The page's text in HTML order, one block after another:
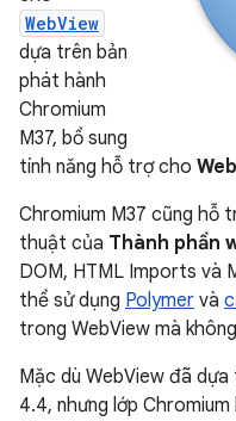
WebView
dựa trên bản
phát hành
Chromium
M37, bổ sung
tính năng hỗ trợ cho
Chromium M37 cũng
thuật của Thành phần
DOM, HTML Imports và
thể sử dụng Polymer và
trong WebView mà
Mặc dù WebView đã
4.4, nhưng lớp